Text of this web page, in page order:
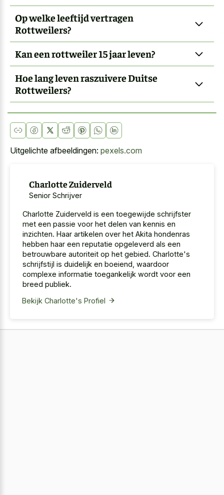
Op welke leeftijd vertragen
Rottweilers?
Kan een rottweiler 15 jaar leven?
Hoe lang leven raszuivere Duitse
Rottweilers?
Uitgelichte afbeeldingen: pexels.com
Charlotte Zuiderveld
Senior Schrijver
Charlotte Zuiderveld is een toegewijde schrijfster
met een passie voor het delen van kennis en
inzichten. Haar artikelen over het Akita hondenras
hebben haar een reputatie opgeleverd als een
betrouwbare autoriteit op het gebied. Charlotte's
schrijfstijl is duidelijk en boeiend, waardoor
complexe informatie toegankelijk wordt voor een
breed publiek.
Bekijk Charlotte's Profiel